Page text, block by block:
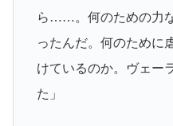
ら……。何のための力
ったんだ。何のために
けているのか。ヴェ
た」